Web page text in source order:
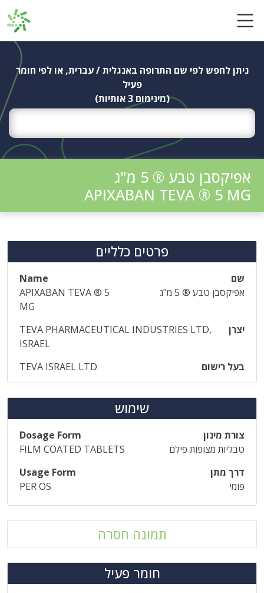
ניתן לחפש לפי שם התרופה באנגלית / עברית, או לפי חומר
פעיל
(מינימום 3 אותיות)
אפיקסבן טבע ® 5 מ"ג
APIXABAN TEVA ® 5 MG
פרטים כלליים
שם
Name
אפיקסבן טבע ® 5 מ"ג
APIXABAN TEVA ® 5
MG
יצרן
TEVA PHARMACEUTICAL INDUSTRIES LTD,
ISRAEL
בעל רישום
TEVA ISRAEL LTD
שימוש
צורת מינון
Dosage Form
טבליות מצופות פילם
FILM COATED TABLETS
דרך מתן
Usage Form
פומי
PER OS
תמונה חסרה
חומר פעיל